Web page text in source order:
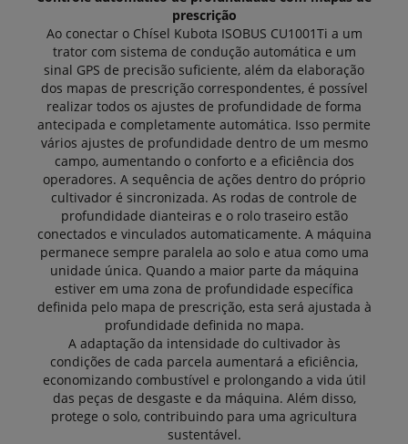
prescrição
Ao conectar o Chísel Kubota ISOBUS CU1001Ti a um
trator com sistema de condução automática e um
sinal GPS de precisão suficiente, além da elaboração
dos mapas de prescrição correspondentes, é possível
realizar todos os ajustes de profundidade de forma
antecipada e completamente automática. Isso permite
vários ajustes de profundidade dentro de um mesmo
campo, aumentando o conforto e a eficiência dos
operadores. A sequência de ações dentro do próprio
cultivador é sincronizada. As rodas de controle de
profundidade dianteiras e o rolo traseiro estão
conectados e vinculados automaticamente. A máquina
permanece sempre paralela ao solo e atua como uma
unidade única. Quando a maior parte da máquina
estiver em uma zona de profundidade específica
definida pelo mapa de prescrição, esta será ajustada à
profundidade definida no mapa.
A adaptação da intensidade do cultivador às
condições de cada parcela aumentará a eficiência,
economizando combustível e prolongando a vida útil
das peças de desgaste e da máquina. Além disso,
protege o solo, contribuindo para uma agricultura
sustentável.